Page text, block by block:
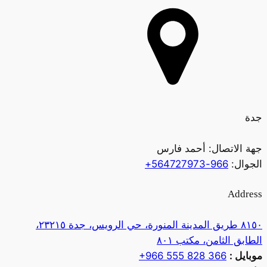
جدة
جهة الاتصال: أحمد فارس
الجوال: 966-564727973+
Address
٨١٥٠ طريق المدينة المنورة، حي الرويس، جدة ٢٣٢١٥،
الطابق الثامن، مكتب ٨٠١
موبايل : +966 555 828 366